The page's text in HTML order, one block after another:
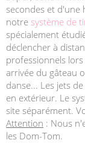
secondes et d'une
notre système de
spécialement
déclencher à
professionnels
arrivée du gâteau
danse... Les jets
en extérieur. Le
site séparément.
Attention : Nous
les Dom-Tom.